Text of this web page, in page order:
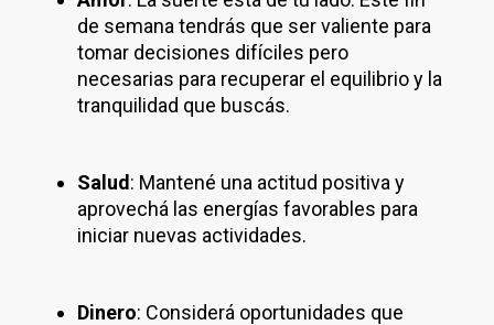
de semana tendrás que ser valiente para
tomar decisiones difíciles pero
necesarias para recuperar el equilibrio y la
tranquilidad que buscás.
Salud : Mantené una actitud positiva y
aprovechá las energías favorables para
iniciar nuevas actividades.
Dinero: Considerá oportunidades que